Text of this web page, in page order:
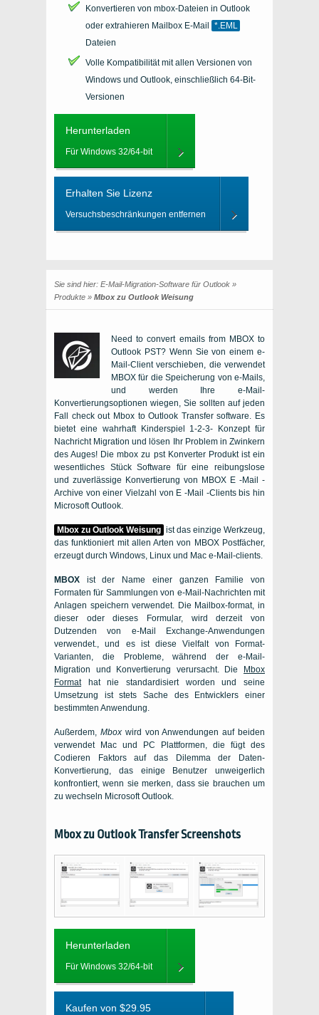
Konvertieren von mbox-Dateien in Outlook
oder extrahieren Mailbox E-Mail
*.EML
Dateien
Volle Kompatibilität mit allen Versionen von
Windows und Outlook, einschließlich 64-Bit-
Versionen
Herunterladen
Für Windows 32/64-bit
Erhalten Sie Lizenz
Versuchsbeschränkungen entfernen
Sie sind hier: E-Mail-Migration-Software für Outlook »
Produkte » Mbox zu Outlook Weisung
Need to convert emails from MBOX to
Outlook PST? Wenn Sie von einem e-
Mail-Client verschieben, die verwendet
MBOX für die Speicherung von e-Mails,
und werden Ihre e-Mail-
Konvertierungsoptionen wiegen, Sie sollten auf jeden
Fall check out Mbox to Outlook Transfer software. Es
bietet eine wahrhaft Kinderspiel 1-2-3- Konzept für
Nachricht Migration und lösen Ihr Problem in Zwinkern
des Auges! Diembox zu pst Konverter Produkt ist ein
wesentliches Stück Software für eine reibungslose
und zuverlässige Konvertierung von MBOX E -Mail -
Archive von einer Vielzahl von E -Mail -Clients bis hin
Microsoft Outlook.
Mbox zu Outlook Weisung ist das einzige Werkzeug,
das funktioniert mit allen Arten von MBOXPostfächer,
erzeugt durch Windows, Linux und Mac e-Mail-clients.
MBOX ist der Name einer ganzen Familie von
Formaten für Sammlungen von e-Mail-Nachrichten mit
Anlagen speichern verwendet. Die Mailbox-format, in
dieser oder dieses Formular, wird derzeit von
Dutzenden von e-Mail Exchange-Anwendungen
verwendet., und es ist diese Vielfalt von Format-
Varianten, die Probleme, während der e-Mail-
Migration und Konvertierung verursacht. Die
Mbox
Formathat nie standardisiert worden und seine
Umsetzung ist stets Sache des Entwicklers einer
bestimmten Anwendung.
Außerdem, Mboxwird von Anwendungen auf beiden
verwendet
Mac und PC Plattformen, die fügt des
Codieren Faktors auf das Dilemma der Daten-
Konvertierung, das einige Benutzer unweigerlich
konfrontiert, wenn sie merken, dass sie brauchen um
zu wechseln Microsoft Outlook.
Mbox zu Outlook Transfer Screenshots
Herunterladen
Für Windows 32/64-bit
Kaufen von $29.95